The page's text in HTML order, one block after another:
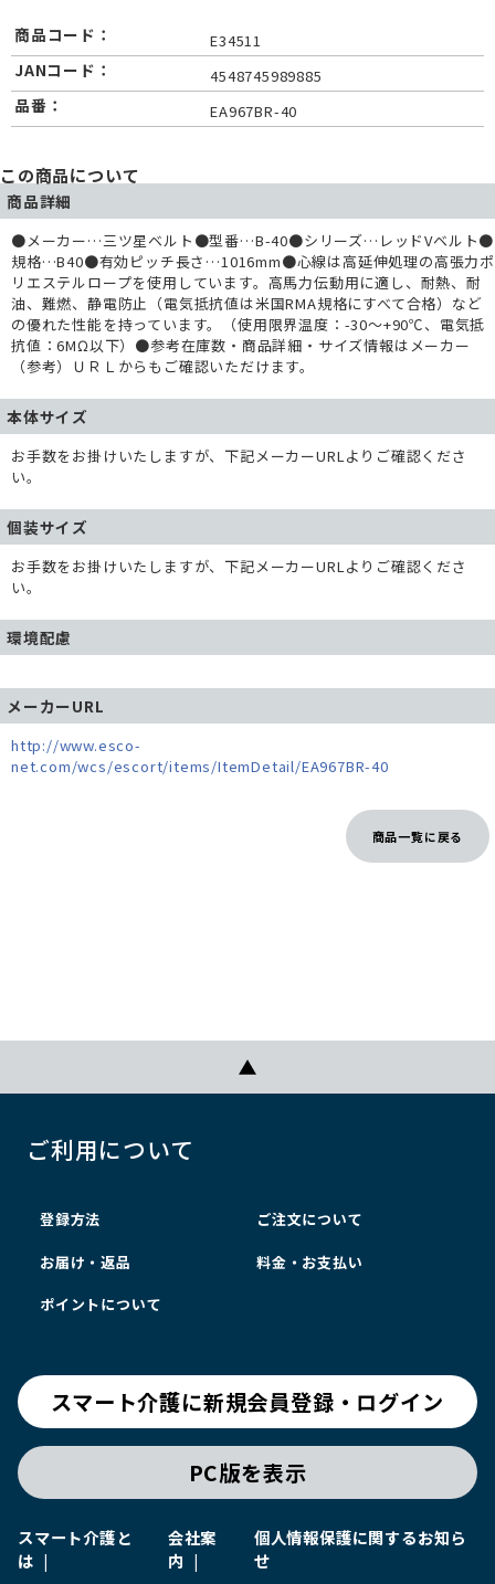
商品コード： E34511
JANコード： 4548745989885
品番： EA967BR-40
この商品について
商品詳細
●メーカー…三ツ星ベルト●型番…B-40●シリーズ…レッドVベルト●
規格…B40●有効ピッチ長さ…1016mm●心線は高延伸処理の高張力ポ
リエステルロープを使用しています。高馬力伝動用に適し、耐熱、耐
油、難燃、静電防止（電気抵抗値は米国RMA規格にすべて合格）など
の優れた性能を持っています。（使用限界温度：-30～+90℃、電気抵
抗値：6MΩ以下）●参考在庫数・商品詳細・サイズ情報はメーカー
（参考）ＵＲＬからもご確認いただけます。
本体サイズ
お手数をお掛けいたしますが、下記メーカーURLよりご確認くださ
い。
個装サイズ
お手数をお掛けいたしますが、下記メーカーURLよりご確認くださ
い。
環境配慮
メーカーURL
http://www.esco-
net.com/wcs/escort/items/ItemDetail/EA967BR-40
商品一覧に戻る
ご利用について
登録方法 ご注文について
お届け・返品 料金・お支払い
ポイントについて
スマート介護に新規会員登録・ログイン
PC版を表示
スマート介護と
は
会社案
内
個人情報保護に関するお知ら
せ